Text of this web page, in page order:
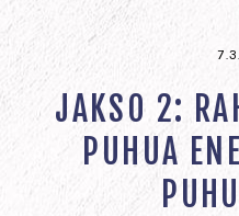
JAKSO 2:
PUHUA